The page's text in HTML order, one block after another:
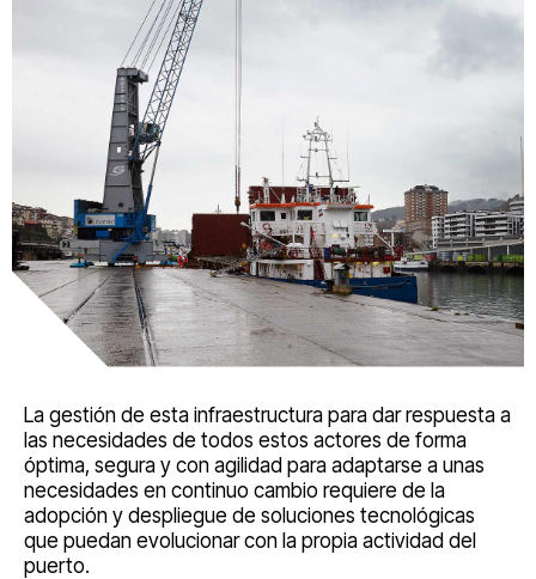
La gestión de esta infraestructura para dar respuesta a
las necesidades de todos estos actores de forma
óptima, segura y con agilidad para adaptarse a unas
necesidades en continuo cambio requiere de la
adopción y despliegue de soluciones tecnológicas
que puedan evolucionar con la propia actividad del
puerto.